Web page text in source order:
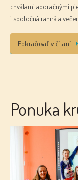
chválami adoračnými
i spoločná ranná a
Pokračovať v čítaní
Ponuka